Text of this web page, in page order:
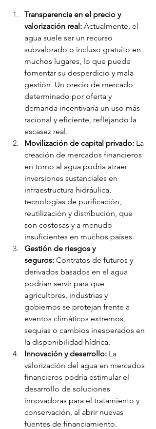
Transparencia en el precio y
valorización real: Actualmente, el
agua suele ser un recurso
subvalorado o incluso gratuito en
muchos lugares, lo que puede
fomentar su desperdicio y mala
gestión. Un precio de mercado
determinado por oferta y
demanda incentivaría un uso más
racional y eficiente, reflejando la
escasez real.
Movilización de capital privado: La
creación de mercados financieros
en torno al agua podría atraer
inversiones sustanciales en
infraestructura hidráulica,
tecnologías de purificación,
reutilización y distribución, que
son costosas y a menudo
insuficientes en muchos países.
Gestión de riesgos y
seguros: Contratos de futuros y
derivados basados en el agua
podrían servir para que
agricultores, industrias y
gobiernos se protejan frente a
eventos climáticos extremos,
sequías o cambios inesperados en
la disponibilidad hídrica.
Innovación y desarrollo: La
valorización del agua en mercados
financieros podría estimular el
desarrollo de soluciones
innovadoras para el tratamiento y
conservación, al abrir nuevas
fuentes de financiamiento.